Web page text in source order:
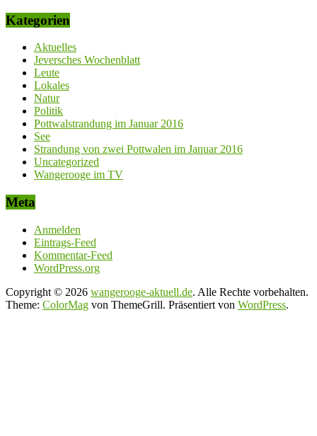
Kategorien
Aktuelles
Jeversches Wochenblatt
Leute
Lokales
Natur
Politik
Pottwalstrandung im Januar 2016
See
Strandung von zwei Pottwalen im Januar 2016
Uncategorized
Wangerooge im TV
Meta
Anmelden
Eintrags-Feed
Kommentar-Feed
WordPress.org
Copyright © 2026 wangerooge-aktuell.de. Alle Rechte vorbehalten.
Theme: ColorMag von ThemeGrill. Präsentiert von WordPress.